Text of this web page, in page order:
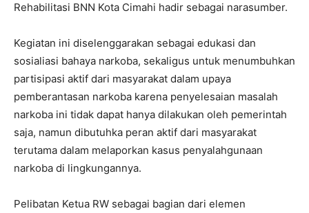
Rehabilitasi BNN Kota Cimahi hadir sebagai narasumber.
Kegiatan ini diselenggarakan sebagai edukasi dan
sosialiasi bahaya narkoba, sekaligus untuk menumbuhkan
partisipasi aktif dari masyarakat dalam upaya
pemberantasan narkoba karena penyelesaian masalah
narkoba ini tidak dapat hanya dilakukan oleh pemerintah
saja, namun dibutuhka peran aktif dari masyarakat
terutama dalam melaporkan kasus penyalahgunaan
narkoba di lingkungannya.
Pelibatan Ketua RW sebagai bagian dari elemen